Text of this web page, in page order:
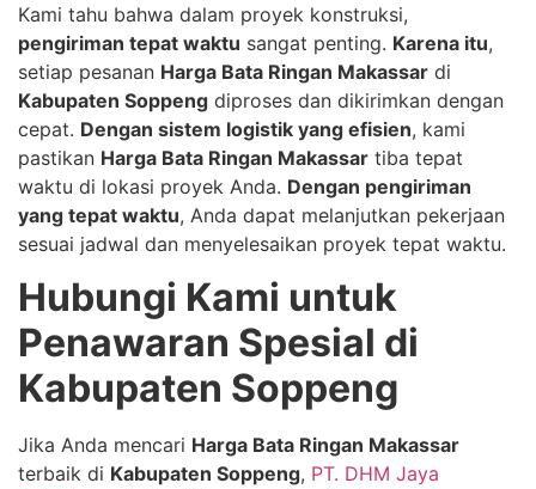
Kami tahu bahwa dalam proyek konstruksi,
pengiriman tepat waktu sangat penting. Karena itu,
setiap pesanan Harga Bata Ringan Makassar di
Kabupaten Soppeng diproses dan dikirimkan dengan
cepat. Dengan sistem logistik yang efisien, kami
pastikan Harga Bata Ringan Makassar tiba tepat
waktu di lokasi proyek Anda. Dengan pengiriman
yang tepat waktu, Anda dapat melanjutkan pekerjaan
sesuai jadwal dan menyelesaikan proyek tepat waktu.
Hubungi Kami untuk
Penawaran Spesial di
Kabupaten Soppeng
Jika Anda mencari Harga Bata Ringan Makassar
terbaik di Kabupaten Soppeng, PT. DHM Jaya